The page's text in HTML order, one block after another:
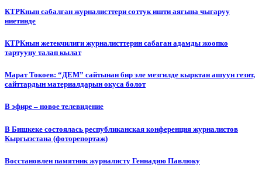
КТРКнын сабалган журналисттери соттук ишти аягына чыгаруу
ниетинде
КТРКнын жетекчилиги журналисттерин сабаган адамды жоопко
тартууну талап кылат
Марат Токоев: “ДЕМ” сайтынан бир эле мезгилде кырктан ашуун гезит,
сайттардын материалдарын окуса болот
В эфире – новое телевидение
В Бишкеке состоялась республиканская конференция журналистов
Кыргызстана (фоторепортаж)
Восстановлен памятник журналисту Геннадию Павлюку